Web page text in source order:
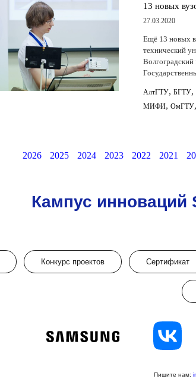
13 новых
27.03.2020
Ещё 13 новых
технический
Волгоградский
АлтГТУ, БГТУ,
МИФИ, ОмГТУ,
2026 2025 2024 2023 2022 2021
Кампус инноваций
Конкурс проектов Сертификат
Пишите нам: